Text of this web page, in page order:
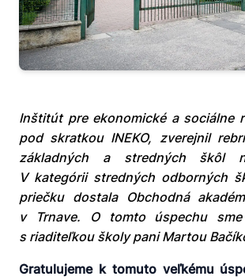
Inštitút pre ekonomické a sociálne
pod skratkou INEKO, zverejnil
základných a stredných škôl
V kategórii stredných odborných
priečku dostala Obchodná
v Trnave. O tomto úspechu
s riaditeľkou školy pani Martou
Gratulujeme k tomuto veľkému